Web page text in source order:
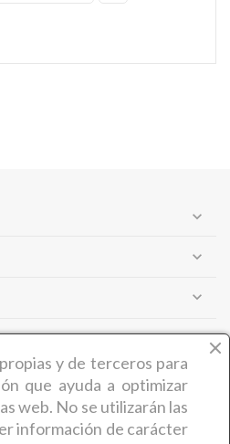
expand_more
expand_more
expand_more
expand_more
y de terceros para
que ayuda a optimizar
web. No se utilizarán las
información de carácter